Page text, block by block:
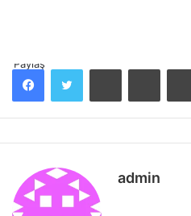
PaylaşFacebookTwitter Pinterest
admin